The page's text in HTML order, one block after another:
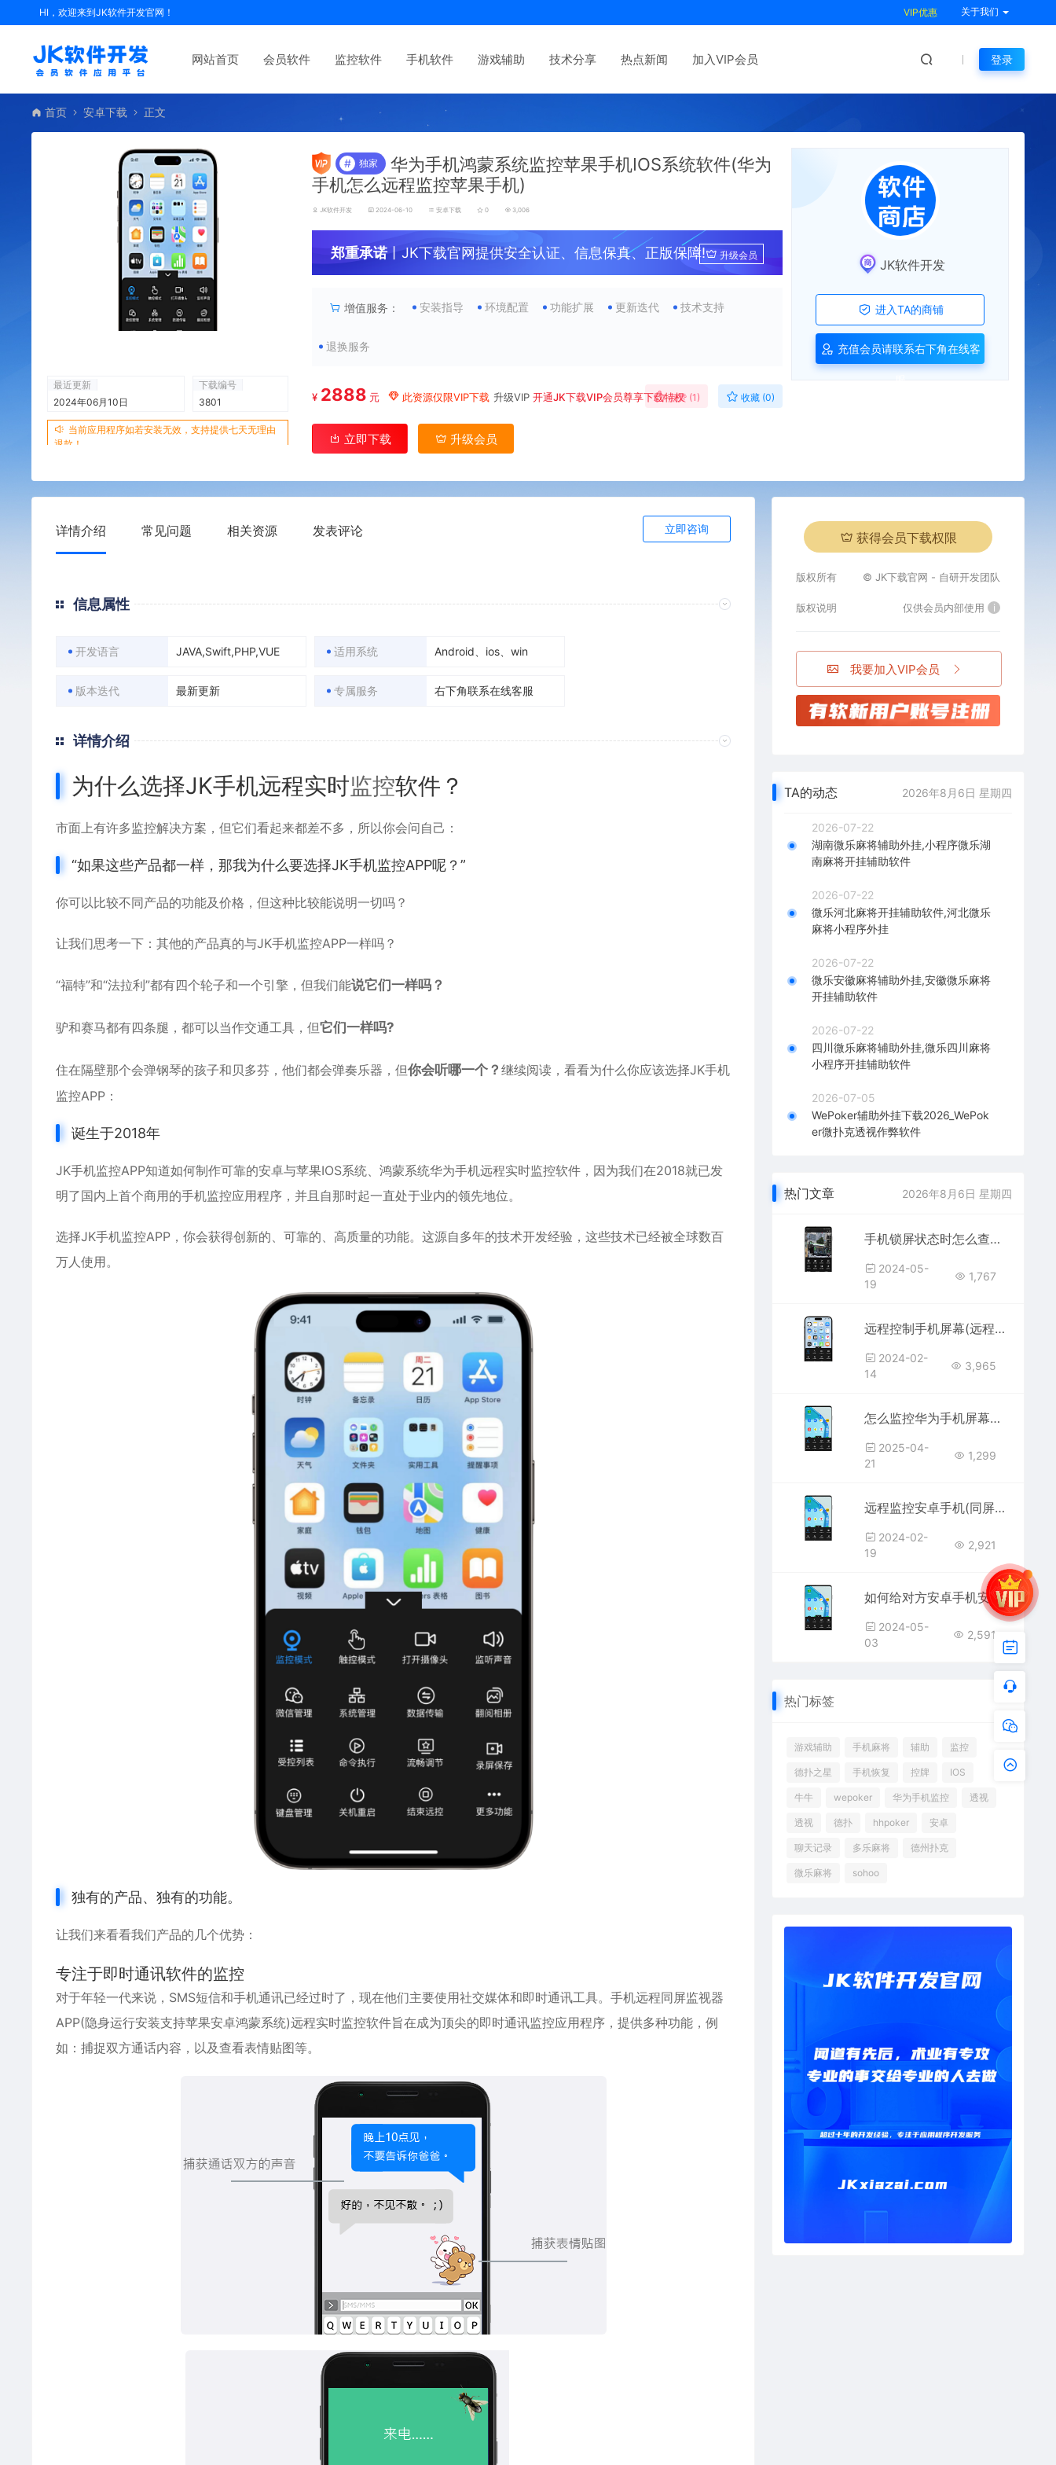
HI，欢迎来到JK软件开发官网！ VIP优惠 关于我们
网站首页 会员软件 监控软件 手机软件 游戏辅助 技术分享 热点新闻 加入VIP会员 登录
首页 安卓下载 正文
最近更新
2024年06月10日
下载编号
3801
当前应用程序如若安装无效，支持提供七天无理由
退款！
# 独家
华为手机鸿蒙系统监控苹果手机IOS系统软件(华为
手机怎么远程监控苹果手机)
JK软件开发 2024-06-10 安卓下载 0 3,006
郑重承诺丨JK下载官网提供安全认证、信息保真、正版保障! 升级会员
增值服务： 安装指导 环境配置 功能扩展 更新迭代 技术支持
退换服务
¥ 2888 元 此资源仅限VIP下载 升级VIP 开通JK下载VIP会员尊享下载特权
点赞 (1) 收藏 (0)
立即下载 升级会员
JK软件开发
进入TA的商铺
充值会员请联系右下角在线客
详情介绍 常见问题 相关资源 发表评论 立即咨询
信息属性
开发语言 JAVA,Swift,PHP,VUE 适用系统 Android、ios、win
版本迭代 最新更新 专属服务 右下角联系在线客服
详情介绍
为什么选择JK手机远程实时监控软件？
市面上有许多监控解决方案，但它们看起来都差不多，所以你会问自己：
“如果这些产品都一样，那我为什么要选择JK手机监控APP呢？”
你可以比较不同产品的功能及价格，但这种比较能说明一切吗？
让我们思考一下：其他的产品真的与JK手机监控APP一样吗？
“福特”和“法拉利”都有四个轮子和一个引擎，但我们能说它们一样吗？
驴和赛马都有四条腿，都可以当作交通工具，但它们一样吗?
住在隔壁那个会弹钢琴的孩子和贝多芬，他们都会弹奏乐器，但你会听哪一个？ 继续阅读，看看为什么你应该选择JK手机
监控APP：
诞生于2018年
JK手机监控APP知道如何制作可靠的安卓与苹果IOS系统、鸿蒙系统华为手机远程实时监控软件，因为我们在2018就已发
明了国内上首个商用的手机监控应用程序，并且自那时起一直处于业内的领先地位。
选择JK手机监控APP，你会获得创新的、可靠的、高质量的功能。这源自多年的技术开发经验，这些技术已经被全球数百
万人使用。
独有的产品、独有的功能。
让我们来看看我们产品的几个优势：
专注于即时通讯软件的监控
对于年轻一代来说，SMS短信和手机通讯已经过时了，现在他们主要使用社交媒体和即时通讯工具。手机远程同屏监视器
APP(隐身运行安装支持苹果安卓鸿蒙系统)远程实时监控软件旨在成为顶尖的即时通讯监控应用程序，提供多种功能，例
如：捕捉双方通话内容，以及查看表情贴图等。
获得会员下载权限
版权所有 © JK下载官网 - 自研开发团队
版权说明 仅供会员内部使用 i
我要加入VIP会员
TA的动态 2026年8月6日 星期四
2026-07-22
湖南微乐麻将辅助外挂,小程序微乐湖
南麻将开挂辅助软件
2026-07-22
微乐河北麻将开挂辅助软件,河北微乐
麻将小程序外挂
2026-07-22
微乐安徽麻将辅助外挂,安徽微乐麻将
开挂辅助软件
2026-07-22
四川微乐麻将辅助外挂,微乐四川麻将
小程序开挂辅助软件
2026-07-05
WePoker辅助外挂下载2026_WePok
er微扑克透视作弊软件
热门文章 2026年8月6日 星期四
手机锁屏状态时怎么查看对方手机微信聊天记录和视频照片文件
2024-05-
19
1,767
远程控制手机屏幕(远程监控手机屏幕用什么软件)
2024-02-
14
3,965
怎么监控华为手机屏幕微信聊天记录
2025-04-
21
1,299
远程监控安卓手机(同屏对方手机屏幕且不被对方发现)
2024-02-
19
2,921
如何给对方安卓手机安装监控软件(安卓手机远程监控APP下载安装)
2024-05-
03
2,591
热门标签
游戏辅助 手机麻将 辅助 监控
德扑之星 手机恢复 控牌 IOS
牛牛 wepoker 华为手机监控 透视
透视 德扑 hhpoker 安卓
聊天记录 多乐麻将 德州扑克
微乐麻将 sohoo